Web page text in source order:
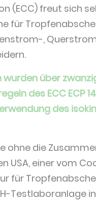
(ECC) freut sich
für
,
wurden über
des ECC ECP
des
ohne die
USA, einer vom
für
Testlaboranlage